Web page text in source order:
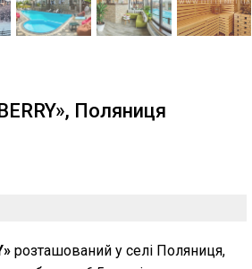
Поляниця
розташований у селі Поляниця,